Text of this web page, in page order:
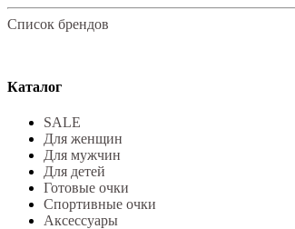
Список брендов
Каталог
SALE
Для женщин
Для мужчин
Для детей
Готовые очки
Спортивные очки
Аксессуары